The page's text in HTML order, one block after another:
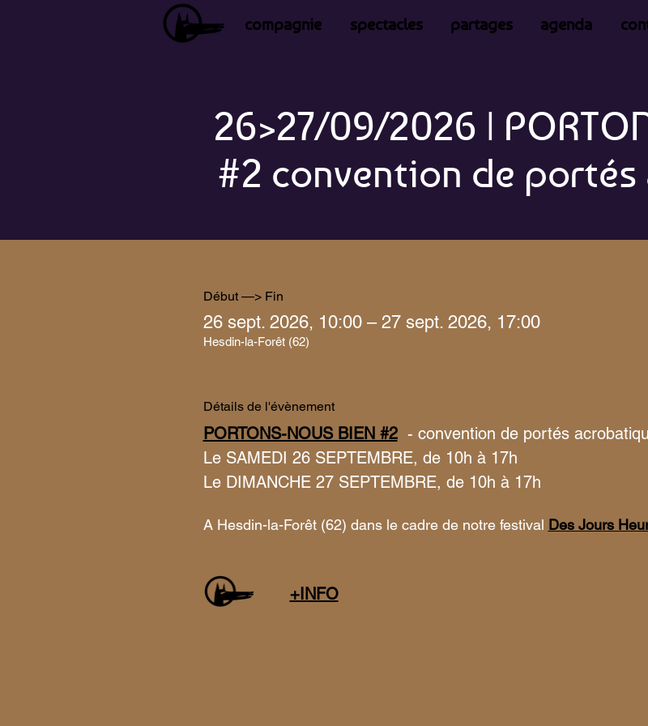
compagnie spectacles partages agenda
26>27/09/2026 |
#2 convention de
Début —> Fin
26 sept. 2026, 10:00 – 27 sept. 2026, 17:00
Hesdin-la-Forêt (62)
Détails de l'évènement
PORTONS-NOUS BIEN #2 - convention de portés
Le SAMEDI 26 SEPTEMBRE, de 10h à 17h
Le DIMANCHE 27 SEPTEMBRE, de 10h à 17h
A Hesdin-la-Forêt (62) dans le cadre de notre festival Des Jours
+INFO